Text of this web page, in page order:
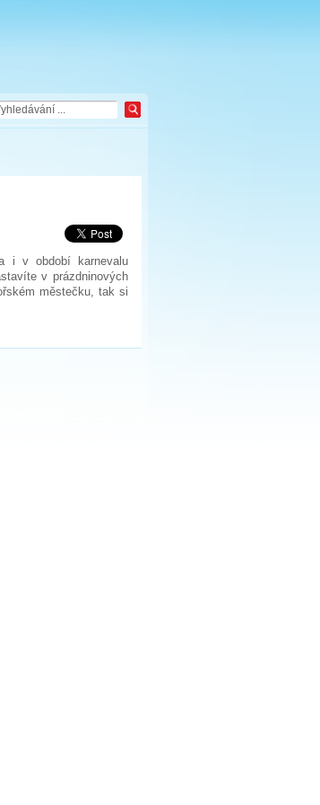
i v období karnevalu
v prázdninových
městečku, tak si